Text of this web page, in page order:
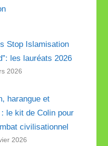
Stop Islamisation
les lauréats 2026
2026
harangue et
le kit de Colin pour
civilisationnel
2026